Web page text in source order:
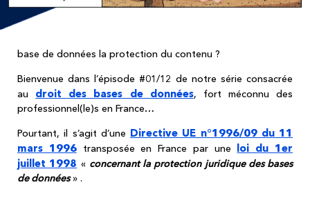
base de données la protection du contenu ?
Bienvenue dans l’épisode #01/12 de notre série consacrée
au droit des bases de données, fort méconnu des
professionnel(le)s en France…
Pourtant, il s’agit d’une Directive UE n°1996/09 du 11
mars 1996transposée en France par une loi du 1er
juillet 1998 « concernant la protection juridique des bases
de données» .